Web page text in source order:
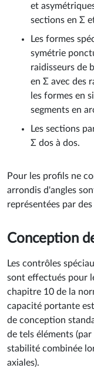
et
sections en Σ
Les formes
symétrie
raidisseurs de
en Σ avec des
les formes en
segments en
Les sections
Σ dos à dos.
Pour les profils ne
arrondis d'angles
représentées par
Conception
Les contrôles
sont effectués pour
chapitre 10 de la
capacité portante
de conception
de tels éléments
stabilité combinée
axiales).